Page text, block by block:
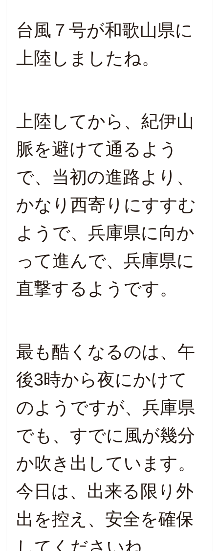
台風７号が和歌山県に
上陸しましたね。
上陸してから、紀伊山
脈を避けて通るよう
で、当初の進路より、
かなり西寄りにすすむ
ようで、兵庫県に向か
って進んで、兵庫県に
直撃するようです。
最も酷くなるのは、午
後3時から夜にかけて
のようですが、兵庫県
でも、すでに風が幾分
か吹き出しています。
今日は、出来る限り外
出を控え、安全を確保